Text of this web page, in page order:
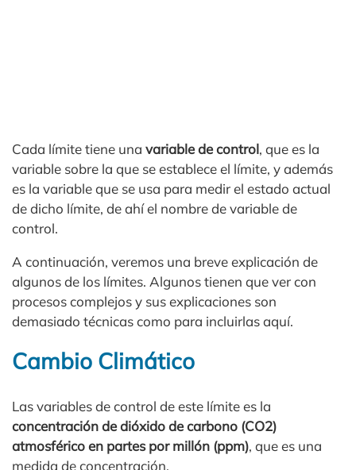
Cada límite tiene una variable de control, que es la
variable sobre la que se establece el límite, y además
es la variable que se usa para medir el estado actual
de dicho límite, de ahí el nombre de variable de
control.
A continuación, veremos una breve explicación de
algunos de los límites. Algunos tienen que ver con
procesos complejos y sus explicaciones son
demasiado técnicas como para incluirlas aquí.
Cambio Climático
Las variables de control de este límite es la
concentración de dióxido de carbono (CO2)
atmosférico en partes por millón (ppm), que es una
medida de concentración.